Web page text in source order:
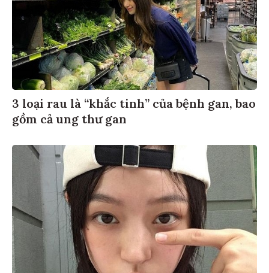
3 loại rau là “khắc tinh” của bệnh gan, bao
gồm cả ung thư gan